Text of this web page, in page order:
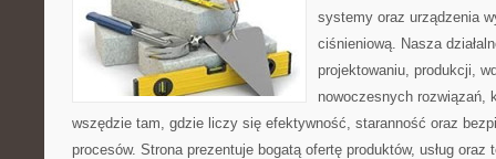
systemy oraz urządzenia
ciśnieniową. Nasza
projektowaniu, produkcji,
nowoczesnych rozwiązań,
wszędzie tam, gdzie liczy się efektywność, staranność oraz
procesów. Strona prezentuje bogatą ofertę produktów, usług oraz